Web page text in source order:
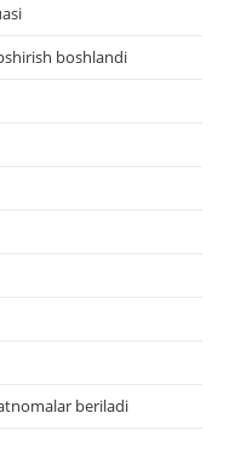
boshlandi
beriladi